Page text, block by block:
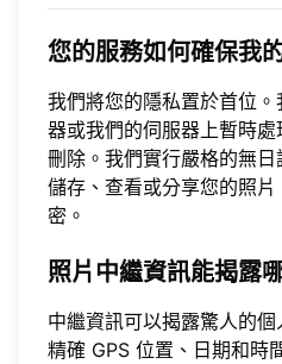
您的服務如何確保我
我們將您的隱私置於首位
器或我們的伺服器上暫時
刪除。我們實行嚴格的無
儲存、查看或分享您的照
密。
照片中繼資訊能揭露
中繼資訊可以揭露驚人的
精確 GPS 位置、日期和時